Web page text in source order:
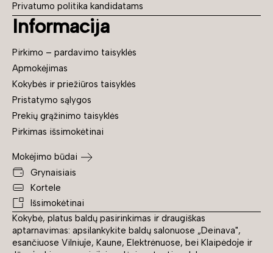
Kokybė, platus baldų pasirinkimas ir draugiškas
aptarnavimas: apsilankykite baldų salonuose „Deinava",
esančiuose Vilniuje, Kaune, Elektrėnuose, bei Klaipėdoje ir
Privatumo politika kandidatams
Informacija
Pirkimo – pardavimo taisyklės
Apmokėjimas
Kokybės ir priežiūros taisyklės
Pristatymo sąlygos
Prekių grąžinimo taisyklės
Pirkimas išsimokėtinai
Mokėjimo būdai
Grynaisiais
Kortele
Išsimokėtinai